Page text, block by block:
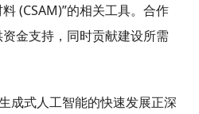
(CSAM)”的相关工具。合作
金支持，同时贡献建设所需
成式人工智能的快速发展正深